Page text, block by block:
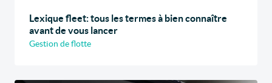
Lexique fleet: tous les termes à bien connaître
avant de vous lancer
Gestion de flotte